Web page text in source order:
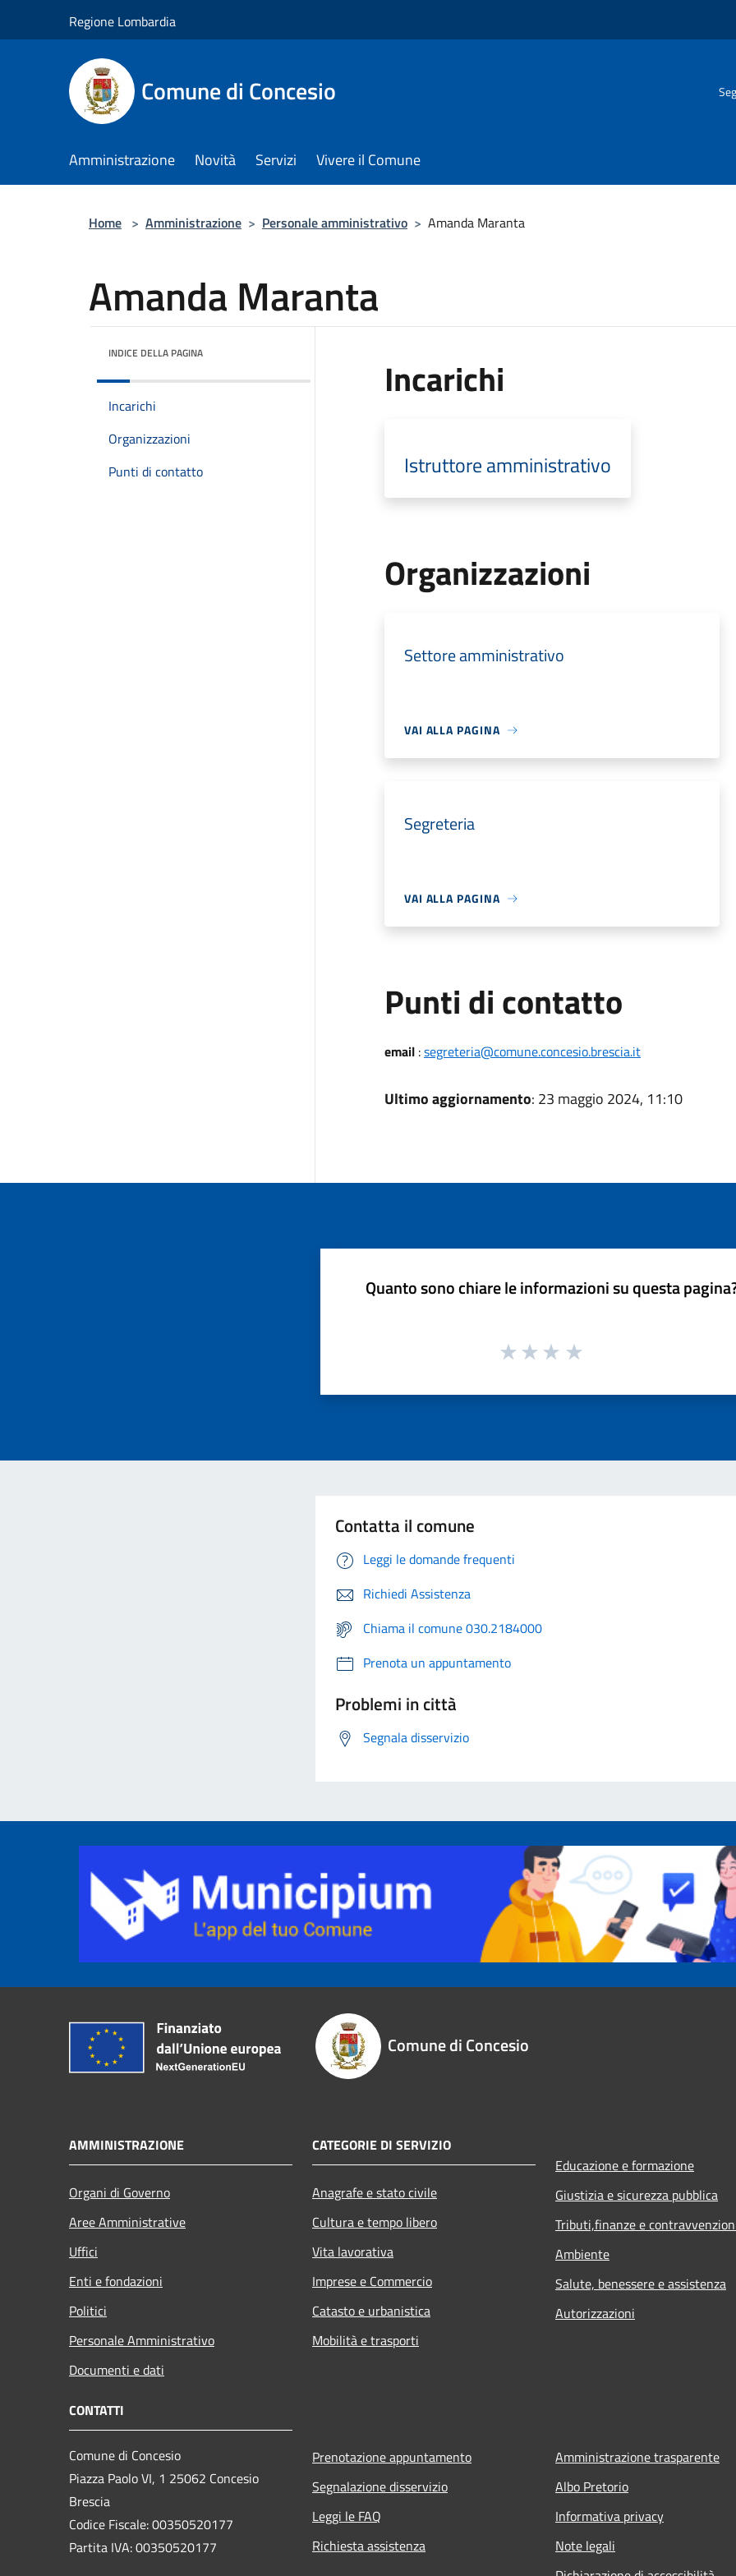
Regione Lombardia
Comune di Concesio
Amministrazione Novità Servizi Vivere il Comune
Home > Amministrazione > Personale amministrativo > Amanda Maranta
Amanda Maranta
INDICE DELLA PAGINA
Incarichi
Organizzazioni
Punti di contatto
Incarichi
Istruttore amministrativo
Organizzazioni
Settore amministrativo
VAI ALLA PAGINA
Segreteria
VAI ALLA PAGINA
Punti di contatto
email:segreteria@comune.concesio.brescia.it
Ultimo aggiornamento: 23 maggio 2024, 11:10
Quanto sono chiare le informazioni su questa
Contatta il comune
Leggi le domande frequenti
Richiedi Assistenza
Chiama il comune 030.2184000
Prenota un appuntamento
Problemi in città
Segnala disservizio
Comune di Concesio
AMMINISTRAZIONE
Organi di Governo
Aree Amministrative
Uffici
Enti e fondazioni
Politici
Personale Amministrativo
Documenti e dati
CATEGORIE DI SERVIZIO
Anagrafe e stato civile
Cultura e tempo libero
Vita lavorativa
Imprese e Commercio
Catasto e urbanistica
Mobilità e trasporti
Educazione e formazione
Giustizia e sicurezza pubblica
Tributi,finanze e
Ambiente
Salute, benessere e assistenza
Autorizzazioni
CONTATTI
Comune di Concesio
Piazza Paolo VI, 1 25062 Concesio
Brescia
Codice Fiscale: 00350520177
Partita IVA: 00350520177
Prenotazione appuntamento
Segnalazione disservizio
Leggi le FAQ
Richiesta assistenza
Amministrazione trasparente
Albo Pretorio
Informativa privacy
Note legali